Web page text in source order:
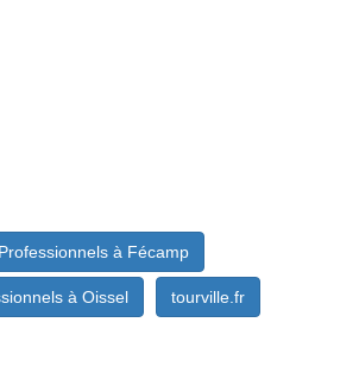
Professionnels à Fécamp
à Oissel tourville.fr